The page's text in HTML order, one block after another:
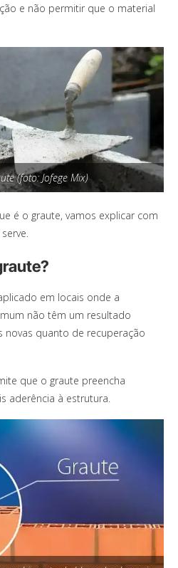
e não permitir que o material
(foto: Jofege Mix)
é o graute, vamos explicar com
em locais onde a
não têm um resultado
quanto de recuperação
que o graute preencha
aderência à estrutura.